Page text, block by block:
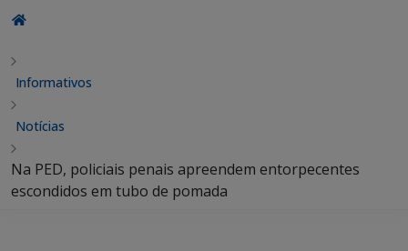
Informativos
Notícias
Na PED, policiais penais apreendem entorpecentes
escondidos em tubo de pomada